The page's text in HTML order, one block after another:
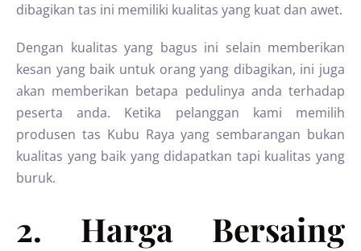
dibagikan tas ini memiliki kualitas yang kuat dan awet.
Dengan kualitas yang bagus ini selain memberikan
kesan yang baik untuk orang yang dibagikan, ini juga
akan memberikan betapa pedulinya anda terhadap
peserta anda. Ketika pelanggan kami memilih
produsen tas Kubu Raya yang sembarangan bukan
kualitas yang baik yang didapatkan tapi kualitas yang
buruk.
2. Harga Bersaing